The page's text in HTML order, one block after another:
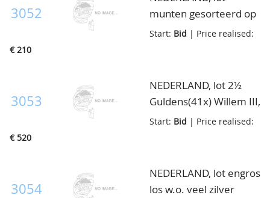
3052
munten gesorteerd op
kaartjes met diverse
1898, 2½ cent 1883
etc., ook iets Overzee,
totaal 83 munten, in
doosje
Start: Bid | Price realised:
€ 210
3053
NEDERLAND, lot 2½
Guldens(41x) Willem III,
vnl. ca. zeer fraai, in
Start: Bid | Price realised:
€ 520
3054
NEDERLAND, lot engros
los w.o. veel zilver